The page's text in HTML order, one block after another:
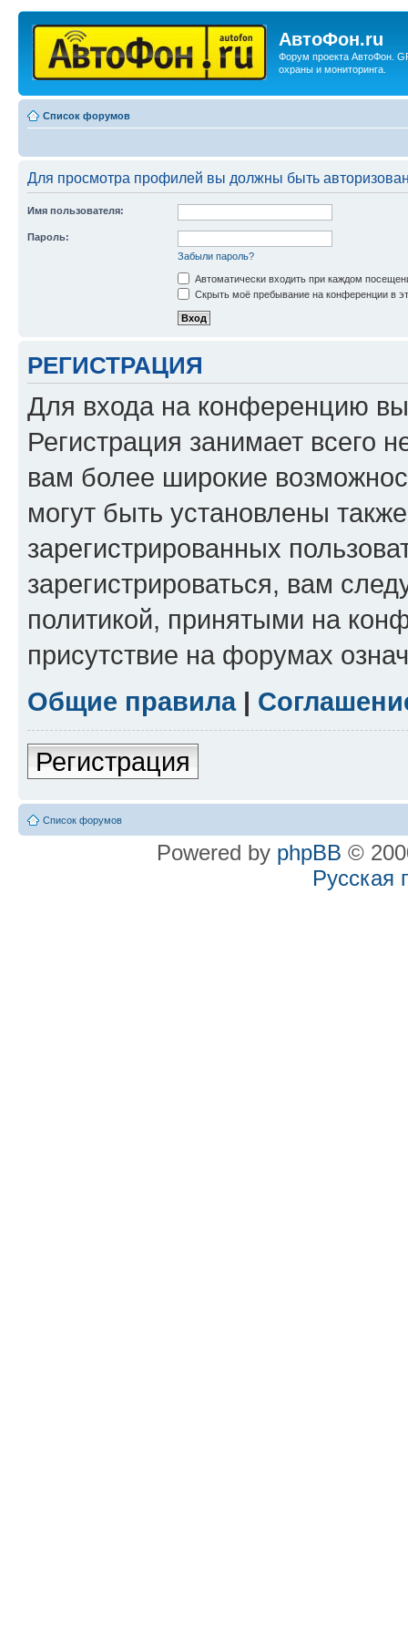
АвтоФон.ru
Форум проекта АвтоФон.
охраны и мониторинга.
Список форумов
Для просмотра профилей вы должны быть
Имя пользователя:
Пароль:
Забыли пароль?
Автоматически входить при каждом
Скрыть моё пребывание на конференции в
РЕГИСТРАЦИЯ
Для входа на конференцию
Регистрация занимает всего
вам более широкие
могут быть установлены
зарегистрированных
зарегистрироваться, вам
политикой, принятыми на
присутствие на форумах
Общие правила|
Регистрация
Список форумов
Powered by phpBB ©
Русская